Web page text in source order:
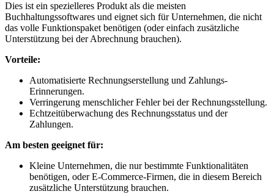
Dies ist ein spezielleres Produkt als die meisten
Buchhaltungssoftwares und eignet sich für Unternehmen, die nicht
das volle Funktionspaket benötigen (oder einfach zusätzliche
Unterstützung bei der Abrechnung brauchen).
Vorteile:
Automatisierte Rechnungserstellung und Zahlungs-
Erinnerungen.
Verringerung menschlicher Fehler bei der Rechnungsstellung.
Echtzeitüberwachung des Rechnungsstatus und der
Zahlungen.
Am besten geeignet für:
Kleine Unternehmen, die nur bestimmte Funktionalitäten
benötigen, oder E-Commerce-Firmen, die in diesem Bereich
zusätzliche Unterstützung brauchen.